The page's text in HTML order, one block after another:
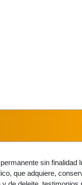
sin finalidad
que adquiere,